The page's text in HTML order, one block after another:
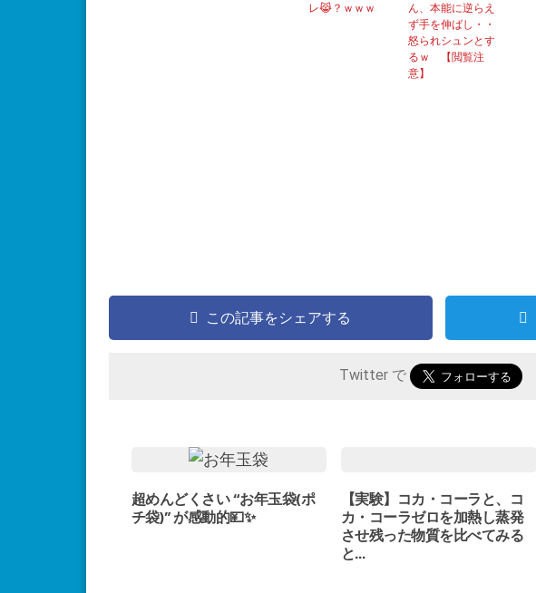
レ😹？ｗｗｗ
ん、本能に逆らえ
ず手を伸ばし・・
怒られシュンとす
るｗ 【閲覧注
意】
この記事をシェアする
Twitter で
超めんどくさい “お年玉袋(ポ
チ袋)” が感動的💴✨
【実験】コカ・コーラと、コ
カ・コーラゼロを加熱し蒸発
させ残った物質を比べてみる
と…